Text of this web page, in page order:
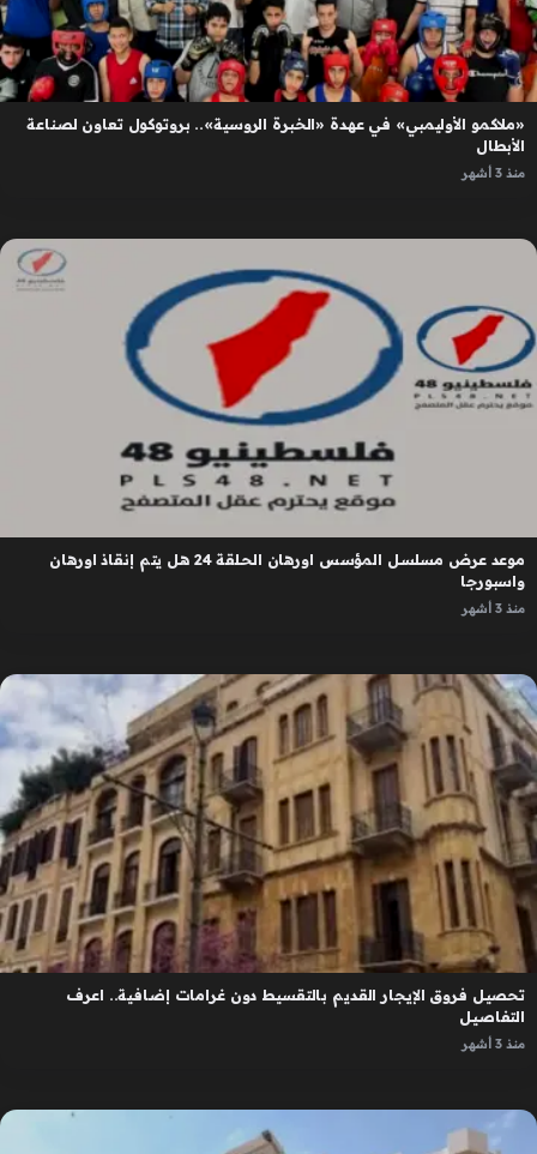
«ملاكمو الأوليمبي» في عهدة «الخبرة الروسية».. بروتوكول تعاون لصناعة
الأبطال
منذ 3 أشهر
موعد عرض مسلسل المؤسس اورهان الحلقة 24 هل يتم إنقاذ اورهان
واسبورجا
منذ 3 أشهر
تحصيل فروق الإيجار القديم بالتقسيط دون غرامات إضافية.. اعرف
التفاصيل
منذ 3 أشهر